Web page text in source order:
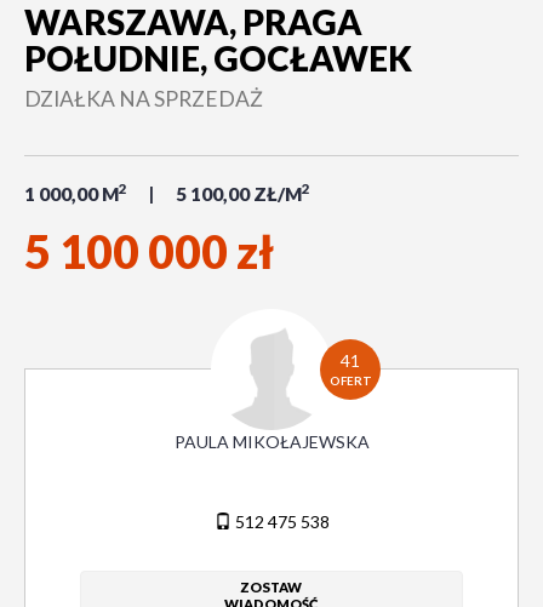
WARSZAWA, PRAGA
POŁUDNIE, GOCŁAWEK
DZIAŁKA NA SPRZEDAŻ
1 000,00 M2 5 100,00 ZŁ/M2
5 100 000 zł
41
OFERT
PAULA MIKOŁAJEWSKA
512 475 538
ZOSTAW